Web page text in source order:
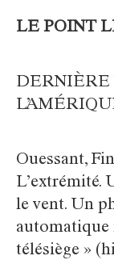
LE POINT
DERNIÈRE
Ouessant,
L’extrémité.
le vent. Un
automatique
télésiège »